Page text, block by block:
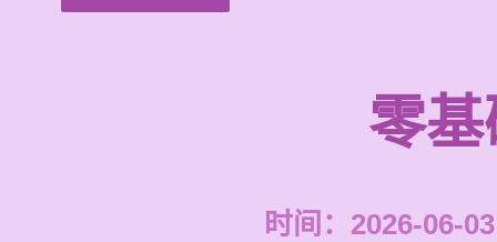
零
时间：2026-06-